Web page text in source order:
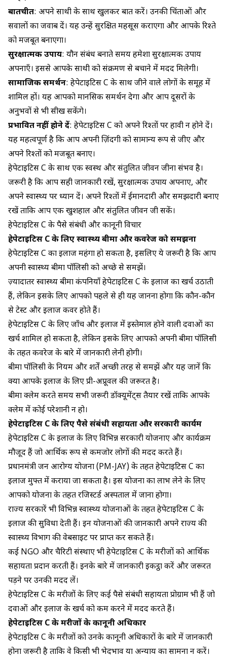
बातचीत: अपने साथी के साथ खुलकर बात करें। उनकी चिंताओं और
सवालों का जवाब दें। यह उन्हें सुरक्षित महसूस कराएगा और आपके रिश्ते
को मजबूत बनाएगा।
सुरक्षात्मक उपाय: यौन संबंधबनाते समय हमेशा सुरक्षात्मक उपाय
अपनाएँ। इससे आपके साथी को संक्रमण से बचाने में मदद मिलेगी।
सामाजिक समर्थन: हेपेटाइटिस C के साथ जीने वाले लोगों के समूह में
शामिल हों। यह आपको मानसिक समर्थन देगा और आप दूसरों के
अनुभवों से भी सीख सकेंगे।
प्रभावित नहीं होने दें: हेपेटाइटिस C को अपने रिश्तों पर हावी न होने दें।
यह महत्वपूर्ण है कि आप अपनी ज़िंदगी को सामान्य रूप से जीएं और
अपने रिश्तों को मजबूत बनाएं।
हेपेटाइटिस C के साथ एक स्वस्थ और संतुलित जीवन जीना संभव है।
जरूरी है कि आप सही जानकारी रखें, सुरक्षात्मक उपाय अपनाएं, और
अपने स्वास्थ्य पर ध्यान दें। अपने रिश्तों में ईमानदारी और समझदारी बनाए
रखें ताकि आप एक खुशहाल और संतुलित जीवन जी सकें।
हेपेटाइटिस C के पैसे संबंधी और कानूनी विचार
हेपेटाइटिस C के लिए स्वास्थ्य बीमा और कवरेज को समझना
हेपेटाइटिस C का इलाज महंगा हो सकता है, इसलिए ये जरूरी है कि आप
अपनी स्वास्थ्य बीमा पॉलिसी को अच्छे से समझें।
ज़्यादातर स्वास्थ्य बीमा कंपनियाँ हेपेटाइटिस C के इलाज का खर्च उठाती
हैं, लेकिन इसके लिए आपको पहले से ही यह जानना होगा कि कौन-कौन
से टेस्ट और इलाज कवर होते हैं।
हेपेटाइटिस C के लिए जाँच और इलाज में इस्तेमाल होने वाली दवाओं का
खर्च शामिल हो सकता है, लेकिन इसके लिए आपको अपनी बीमा पॉलिसी
के तहत कवरेज के बारे में जानकारी लेनी होगी।
बीमा पॉलिसी के नियम और शर्तें अच्छी तरह से समझें और यह जानें कि
क्या आपके इलाज के लिए प्री-अप्रूवल की जरूरत है।
बीमा क्लेम करते समय सभी जरूरी डॉक्यूमेंट्स तैयार रखें ताकि आपके
क्लेम में कोई परेशानी न हो।
हेपेटाइटिस C के लिए पैसे संबंधी सहायता और सरकारी कार्यक्रम
हेपेटाइटिस C के इलाज के लिए विभिन्न सरकारी योजनाएं और कार्यक्रम
मौजूद हैं जो आर्थिक रूप से कमजोर लोगों की मदद करते हैं।
प्रधानमंत्री जन आरोग्य योजना (PM-JAY) के तहत हेपेटाइटिस C का
इलाज मुफ्त में कराया जा सकता है। इस योजना का लाभ लेने के लिए
आपको योजना के तहत रजिस्टर्ड अस्पताल में जाना होगा।
राज्य सरकारें भी विभिन्न स्वास्थ्य योजनाओं के तहत हेपेटाइटिस C के
इलाज की सुविधा देती हैं। इन योजनाओं की जानकारी अपने राज्य की
स्वास्थ्य विभाग की वेबसाइट पर प्राप्त कर सकते हैं।
कई NGO और चैरिटी संस्थाएं भी हेपेटाइटिस C के मरीजों को आर्थिक
सहायता प्रदान करती हैं। इनके बारे में जानकारी इकट्ठा करें और जरूरत
पड़ने पर उनकी मदद लें।
हेपेटाइटिस C के मरीजों के लिए कई पैसे संबंधी सहायता प्रोग्राम भी हैं जो
दवाओं और इलाज के खर्च को कम करने में मदद करते हैं।
हेपेटाइटिस C के मरीजों के कानूनी अधिकार
हेपेटाइटिस C के मरीजों को उनके कानूनी अधिकारों के बारे में जानकारी
होना जरूरी है ताकि वे किसी भी भेदभाव या अन्याय का सामना न करें।